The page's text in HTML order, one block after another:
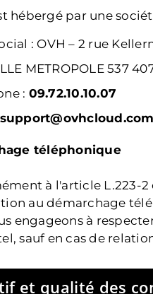
hébergé par une
: OVH – 2 rue
METROPOLE 537
: 09.72.10.10.07
support@ovhcloud.com
téléphonique
à l'article L.223-
au démarchage
engageons à
sauf en cas de
et qualité des